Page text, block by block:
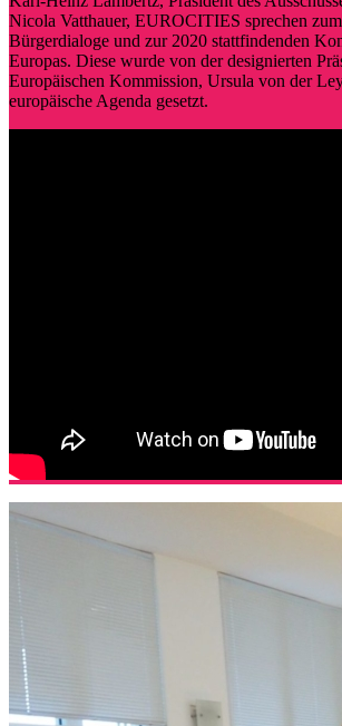
Nicola Vatthauer, EUROCITIES sprechen
Bürgerdialoge und zur 2020 stattfindenden
Europas. Diese wurde von der designierten
Europäischen Kommission, Ursula von der
europäische Agenda gesetzt.